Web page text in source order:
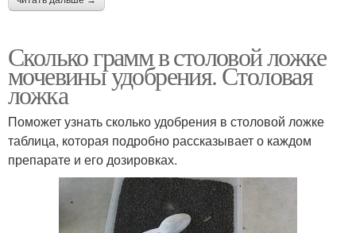
Сколько грамм в столовой ложке
мочевины удобрения. Столовая
ложка
Поможет узнать сколько удобрения в столовой ложке
таблица, которая подробно рассказывает о каждом
препарате и его дозировках.